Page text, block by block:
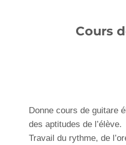
Cours
Donne cours de guitare
des aptitudes de l’élève.
Travail du rythme, de